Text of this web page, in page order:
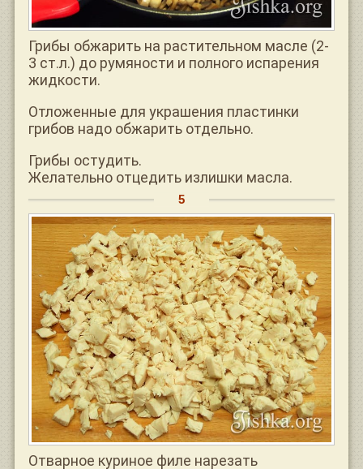
Грибы обжарить на растительном масле (2-
3 ст.л.) до румяности и полного испарения
жидкости.
Отложенные для украшения пластинки
грибов надо обжарить отдельно.
Грибы остудить.
Желательно отцедить излишки масла.
Отварное куриное филе нарезать